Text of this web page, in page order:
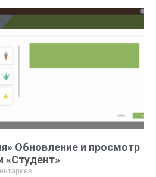
Обновление и просмотр
«Студент»